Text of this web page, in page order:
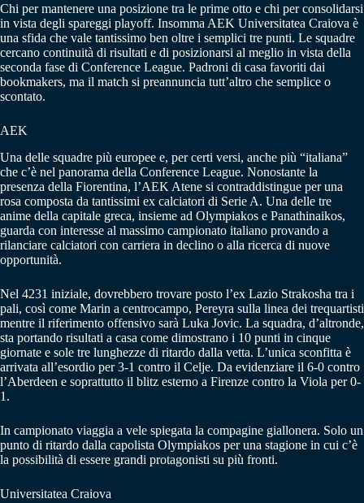
Chi per mantenere una posizione tra le prime otto e chi per consolidarsi
in vista degli spareggi playoff. Insomma AEK Universitatea Craiova è
una sfida che vale tantissimo ben oltre i semplici tre punti. Le squadre
cercano continuità di risultati e di posizionarsi al meglio in vista della
seconda fase di Conference League. Padroni di casa favoriti dai
bookmakers, ma il match si preannuncia tutt’altro che semplice o
scontato.
AEK
Una delle squadre più europee e, per certi versi, anche più “italiana”
che c’è nel panorama della Conference League. Nonostante la
presenza della Fiorentina, l’AEK Atene si contraddistingue per una
rosa composta da tantissimi ex calciatori di Serie A. Una delle tre
anime della capitale greca, insieme ad Olympiakos e Panathinaikos,
guarda con interesse al massimo campionato italiano provando a
rilanciare calciatori con carriera in declino o alla ricerca di nuove
opportunità.
Nel 4231 iniziale, dovrebbero trovare posto l’ex Lazio Strakosha tra i
pali, così come Marin a centrocampo, Pereyra sulla linea dei trequartisti
mentre il riferimento offensivo sarà Luka Jovic. La squadra, d’altronde,
sta portando risultati a casa come dimostrano i 10 punti in cinque
giornate e sole tre lunghezze di ritardo dalla vetta. L’unica sconfitta è
arrivata all’esordio per 3-1 contro il Celje. Da evidenziare il 6-0 contro
l’Aberdeen e soprattutto il blitz esterno a Firenze contro la Viola per 0-
1.
In campionato viaggia a vele spiegata la compagine giallonera. Solo un
punto di ritardo dalla capolista Olympiakos per una stagione in cui c’è
la possibilità di essere grandi protagonisti su più fronti.
Universitatea Craiova